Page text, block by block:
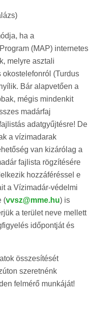
ha a
(MAP) internetes
melyre asztali
okostelefonról (Turdus
Bár alapvetően a
mégis mindenkit
madárfaj
adatgyűjtésre! De
a vízimadarak
van kizárólag a
fajlista rögzítésére
hozzáféréssel e
a Vízimadár-védelmi
(vvsz@mme.hu) is
a terület neve mellett
időpontját és
összesítését
szeretnénk
felmérő munkáját!